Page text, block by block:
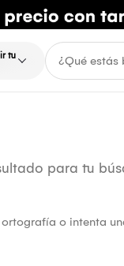
tu
para tu
o intenta